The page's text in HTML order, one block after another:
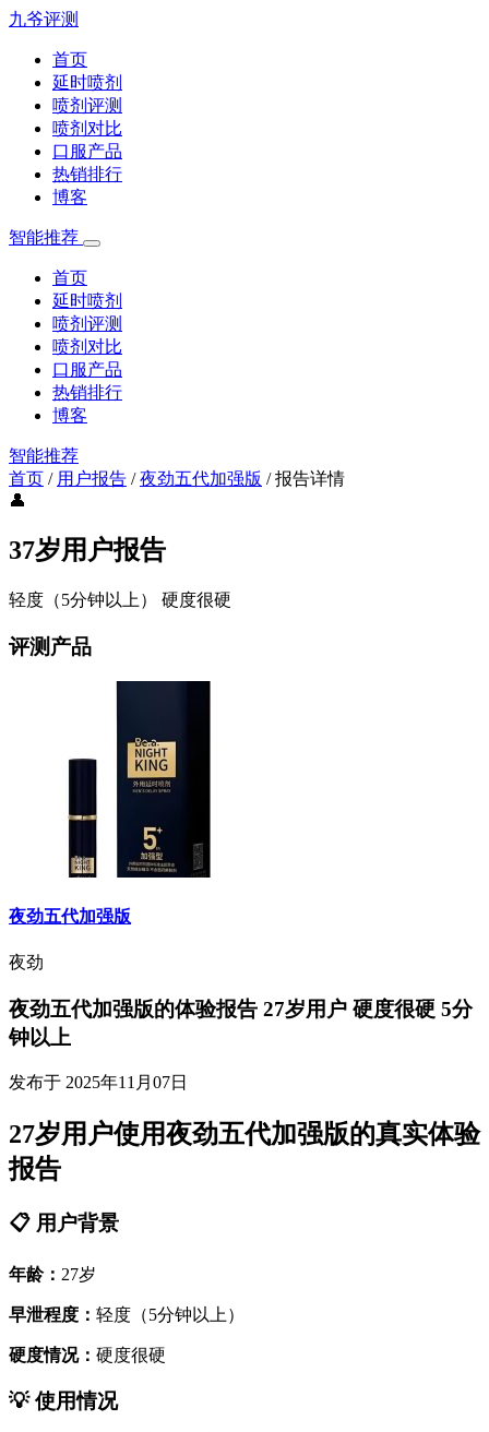
九爷评测
首页
延时喷剂
喷剂评测
喷剂对比
口服产品
热销排行
博客
智能推荐
首页
延时喷剂
喷剂评测
喷剂对比
口服产品
热销排行
博客
智能推荐
首页 / 用户报告 /夜劲五代加强版 /报告详情
👤
37岁用户报告
轻度（5分钟以上） 硬度很硬
评测产品
夜劲五代加强版
夜劲
夜劲五代加强版的体验报告 27岁用户 硬度很硬 5分
钟以上
发布于 2025年11月07日
27岁用户使用夜劲五代加强版的真实体验
报告
📋 用户背景
年龄： 27岁
早泄程度： 轻度（5分钟以上）
硬度情况： 硬度很硬
💡 使用情况